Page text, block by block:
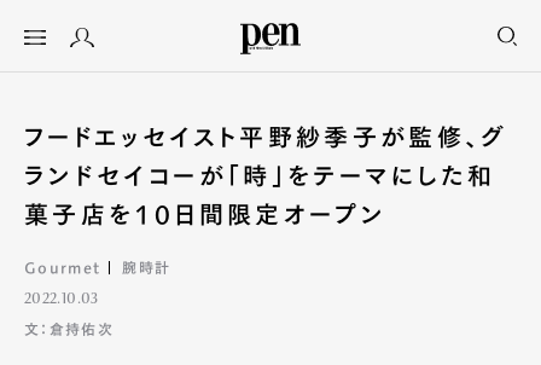
フードエッセイスト平野紗季子が監修、グ
ランドセイコーが「時」をテーマにした和
菓子店を10日間限定オープン
Gourmet 腕時計
2022.10.03
文：倉持佑次